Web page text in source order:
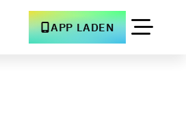
APP LADEN